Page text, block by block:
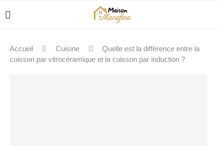
Accueil Cuisine
Quelle est la différence entre la
cuisson par vitrocéramique et la cuisson par induction ?